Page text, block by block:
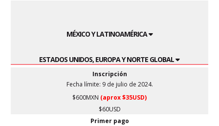
MÉXICO Y LATINOAMÉRICA
ESTADOS UNIDOS, EUROPA Y NORTE GLOBAL
Inscripción
Fecha límite: 9 de julio de 2024.
$600MXN (aprox $35USD)
$60USD
Primer pago